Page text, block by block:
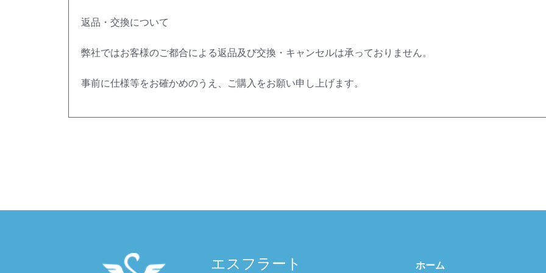
返品・交換について
弊社ではお客様のご都合による返品及び交換・キャンセルは承っておりません。
事前に仕様等をお確かめのうえ、ご購入をお願い申し上げます。
エスフラート ホーム